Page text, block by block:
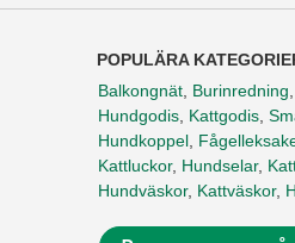
POPULÄRA
Balkongnät Burinredning
Hundgodis Kattgodis
Hundkoppel
Kattluckor, Hundselar,
Hundväskor, Kattväskor,